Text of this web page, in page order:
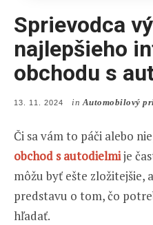
Sprievodca
najlepšieho
obchodu s
POSTED
13. 11. 2024 inAutomobilový
Či sa vám to páči alebo
obchod s autodielmije
môžu byť ešte zložitejšie,
predstavu o tom, čo
hľadať.